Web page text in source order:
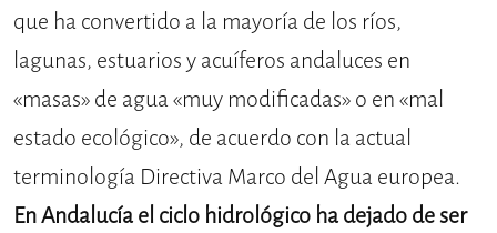
que ha convertido a la mayoría de los ríos,
lagunas, estuarios y acuíferos andaluces en
«masas» de agua «muy modificadas» o en «mal
estado ecológico», de acuerdo con la actual
terminología Directiva Marco del Agua europea.
En Andalucía el ciclo hidrológico ha dejado de ser